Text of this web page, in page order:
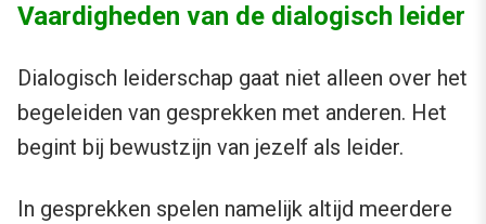
Vaardigheden van de dialogisch leider
Dialogisch leiderschap gaat niet alleen over het
begeleiden van gesprekken met anderen. Het
begint bij bewustzijn van jezelf als leider.
In gesprekken spelen namelijk altijd meerdere